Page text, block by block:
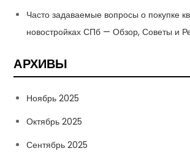
Часто задаваемые вопросы о покупке
новостройках СПб — Обзор, Советы и
АРХИВЫ
Ноябрь 2025
Октябрь 2025
Сентябрь 2025